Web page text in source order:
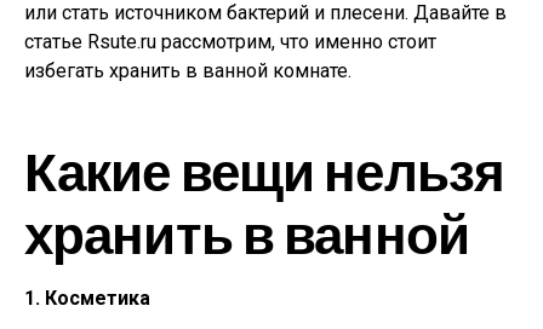
или стать источником бактерий и плесени. Давайте в
статье Rsute.ru рассмотрим, что именно стоит
избегать хранить в ванной комнате.
Какие вещи нельзя
хранить в ванной
1. Косметика